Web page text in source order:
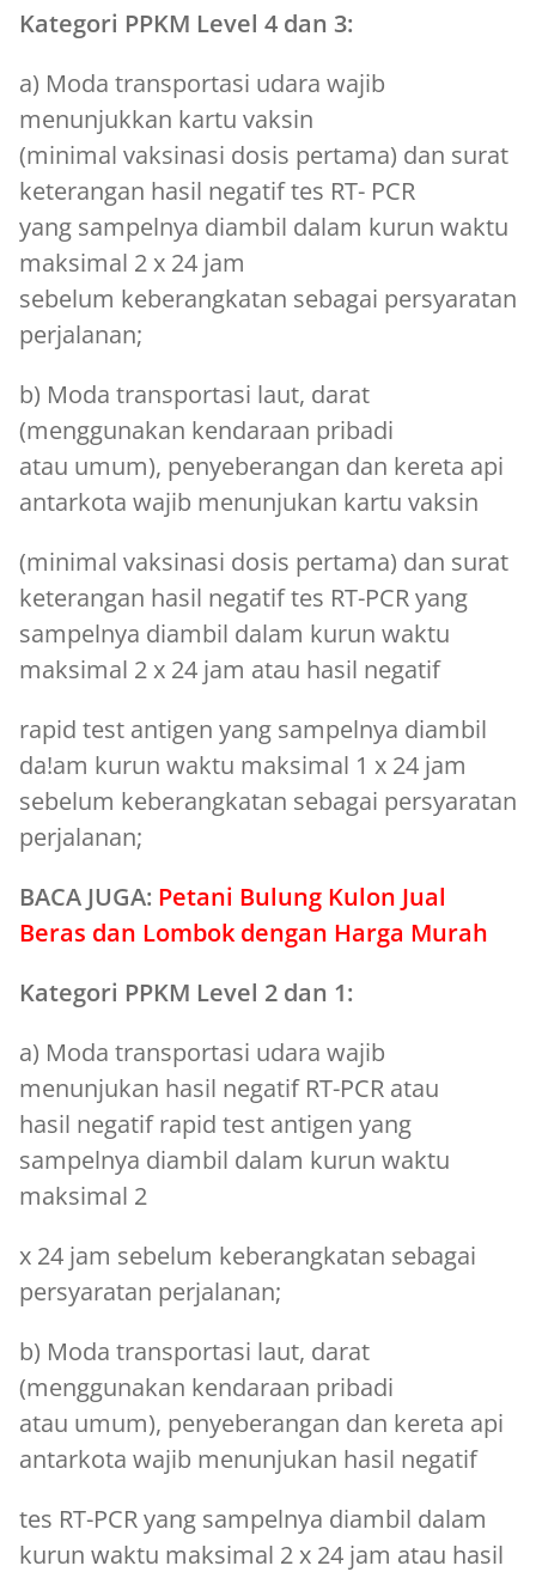
Kategori PPKM Level 4 dan 3:
a) Moda transportasi udara wajib
menunjukkan kartu vaksin
(minimal vaksinasi dosis pertama) dan surat
keterangan hasil negatif tes RT- PCR
yang sampelnya diambil dalam kurun waktu
maksimal 2 x 24 jam
sebelum keberangkatan sebagai persyaratan
perjalanan;
b) Moda transportasi laut, darat
(menggunakan kendaraan pribadi
atau umum), penyeberangan dan kereta api
antarkota wajib menunjukan kartu vaksin
(minimal vaksinasi dosis pertama) dan surat
keterangan hasil negatif tes RT-PCR yang
sampelnya diambil dalam kurun waktu
maksimal 2 x 24 jam atau hasil negatif
rapid test antigen yang sampelnya diambil
da!am kurun waktu maksimal 1 x 24 jam
sebelum keberangkatan sebagai persyaratan
perjalanan;
BACA JUGA: Petani Bulung Kulon Jual
Beras dan Lombok dengan Harga Murah
Kategori PPKM Level 2 dan 1:
a) Moda transportasi udara wajib
menunjukan hasil negatif RT-PCR atau
hasil negatif rapid test antigen yang
sampelnya diambil dalam kurun waktu
maksimal 2
x 24 jam sebelum keberangkatan sebagai
persyaratan perjalanan;
b) Moda transportasi laut, darat
(menggunakan kendaraan pribadi
atau umum), penyeberangan dan kereta api
antarkota wajib menunjukan hasil negatif
tes RT-PCR yang sampelnya diambil dalam
kurun waktu maksimal 2 x 24 jam atau hasil